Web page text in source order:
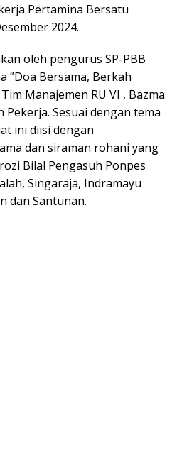
Pertamina Bersatu
2024.
oleh pengurus SP-PBB
”Doa Bersama, Berkah
Manajemen RU VI , Bazma
Sesuai dengan tema
ini diisi dengan
dan siraman rohani yang
Bilal Pengasuh Ponpes
Singaraja, Indramayu
dan Santunan.